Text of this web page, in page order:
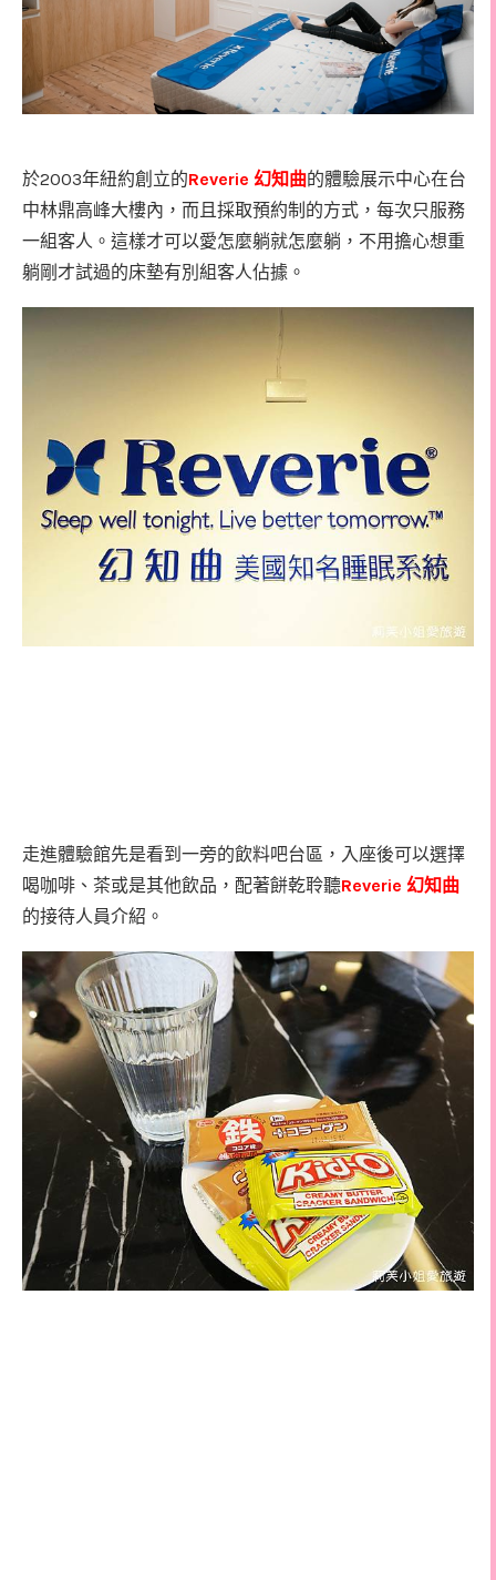
於2003年紐約創立的Reverie 幻知曲的體驗展示中心在台
中林鼎高峰大樓內，而且採取預約制的方式，每次只服務
一組客人。這樣才可以愛怎麼躺就怎麼躺，不用擔心想重
躺剛才試過的床墊有別組客人佔據。
走進體驗館先是看到一旁的飲料吧台區，入座後可以選擇
喝咖啡、茶或是其他飲品，配著餅乾聆聽Reverie 幻知曲
的接待人員介紹。